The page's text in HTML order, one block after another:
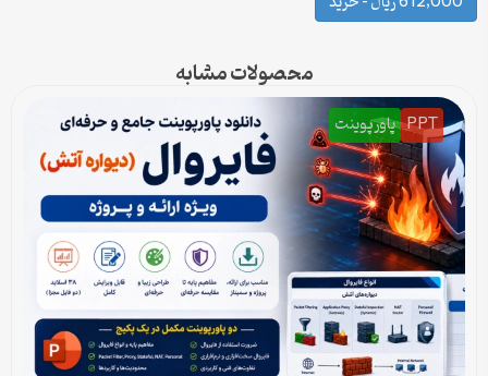
محصولات مشابه
PPT پاورپوینت